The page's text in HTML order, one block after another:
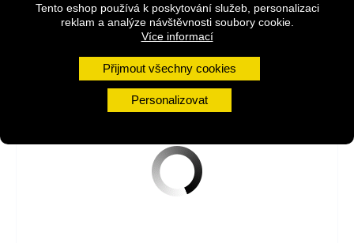
Tento eshop používá k poskytování služeb, personalizaci
reklam a analýze návštěvnosti soubory cookie.
Více informací
Přijmout všechny cookies
Personalizovat
MOHLO BY SE VÁM LÍBIT